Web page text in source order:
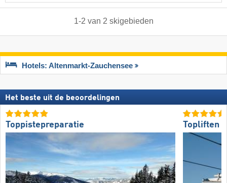
1-2 van 2 skigebieden
Hotels: Altenmarkt-Zauchensee
Het beste uit de beoordelingen
Toppistepreparatie Topliften